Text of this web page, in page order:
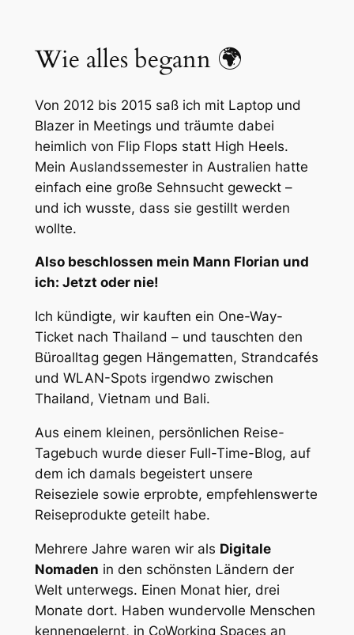
Wie alles begann 🌍
Von 2012 bis 2015 saß ich mit Laptop und
Blazer in Meetings und träumte dabei
heimlich von Flip Flops statt High Heels.
Mein Auslandssemester in Australien hatte
einfach eine große Sehnsucht geweckt –
und ich wusste, dass sie gestillt werden
wollte.
Also beschlossen mein Mann Florian und
ich: Jetzt oder nie!
Ich kündigte, wir kauften ein One-Way-
Ticket nach Thailand – und tauschten den
Büroalltag gegen Hängematten, Strandcafés
und WLAN-Spots irgendwo zwischen
Thailand, Vietnam und Bali.
Aus einem kleinen, persönlichen Reise-
Tagebuch wurde dieser Full-Time-Blog, auf
dem ich damals begeistert unsere
Reiseziele sowie erprobte, empfehlenswerte
Reiseprodukte geteilt habe.
Mehrere Jahre waren wir als Digitale
Nomaden in den schönsten Ländern der
Welt unterwegs. Einen Monat hier, drei
Monate dort. Haben wundervolle Menschen
kennengelernt, in CoWorking Spaces an